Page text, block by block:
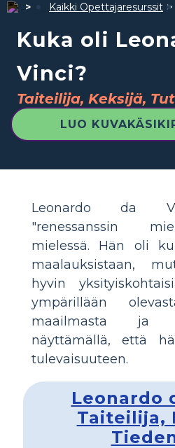
Kaikki Opettajaresurssit
Kuka oli
Vinci?
Taiteilija, Keksijä,
LUO
Leonardo da
"renessanssin
mielessä. Hän oli
maalauksistaan,
hyvin
ympärillään
maailmasta ja
näyttämällä, että
tulevaisuuteen.
Leonardo
Taiteilija,